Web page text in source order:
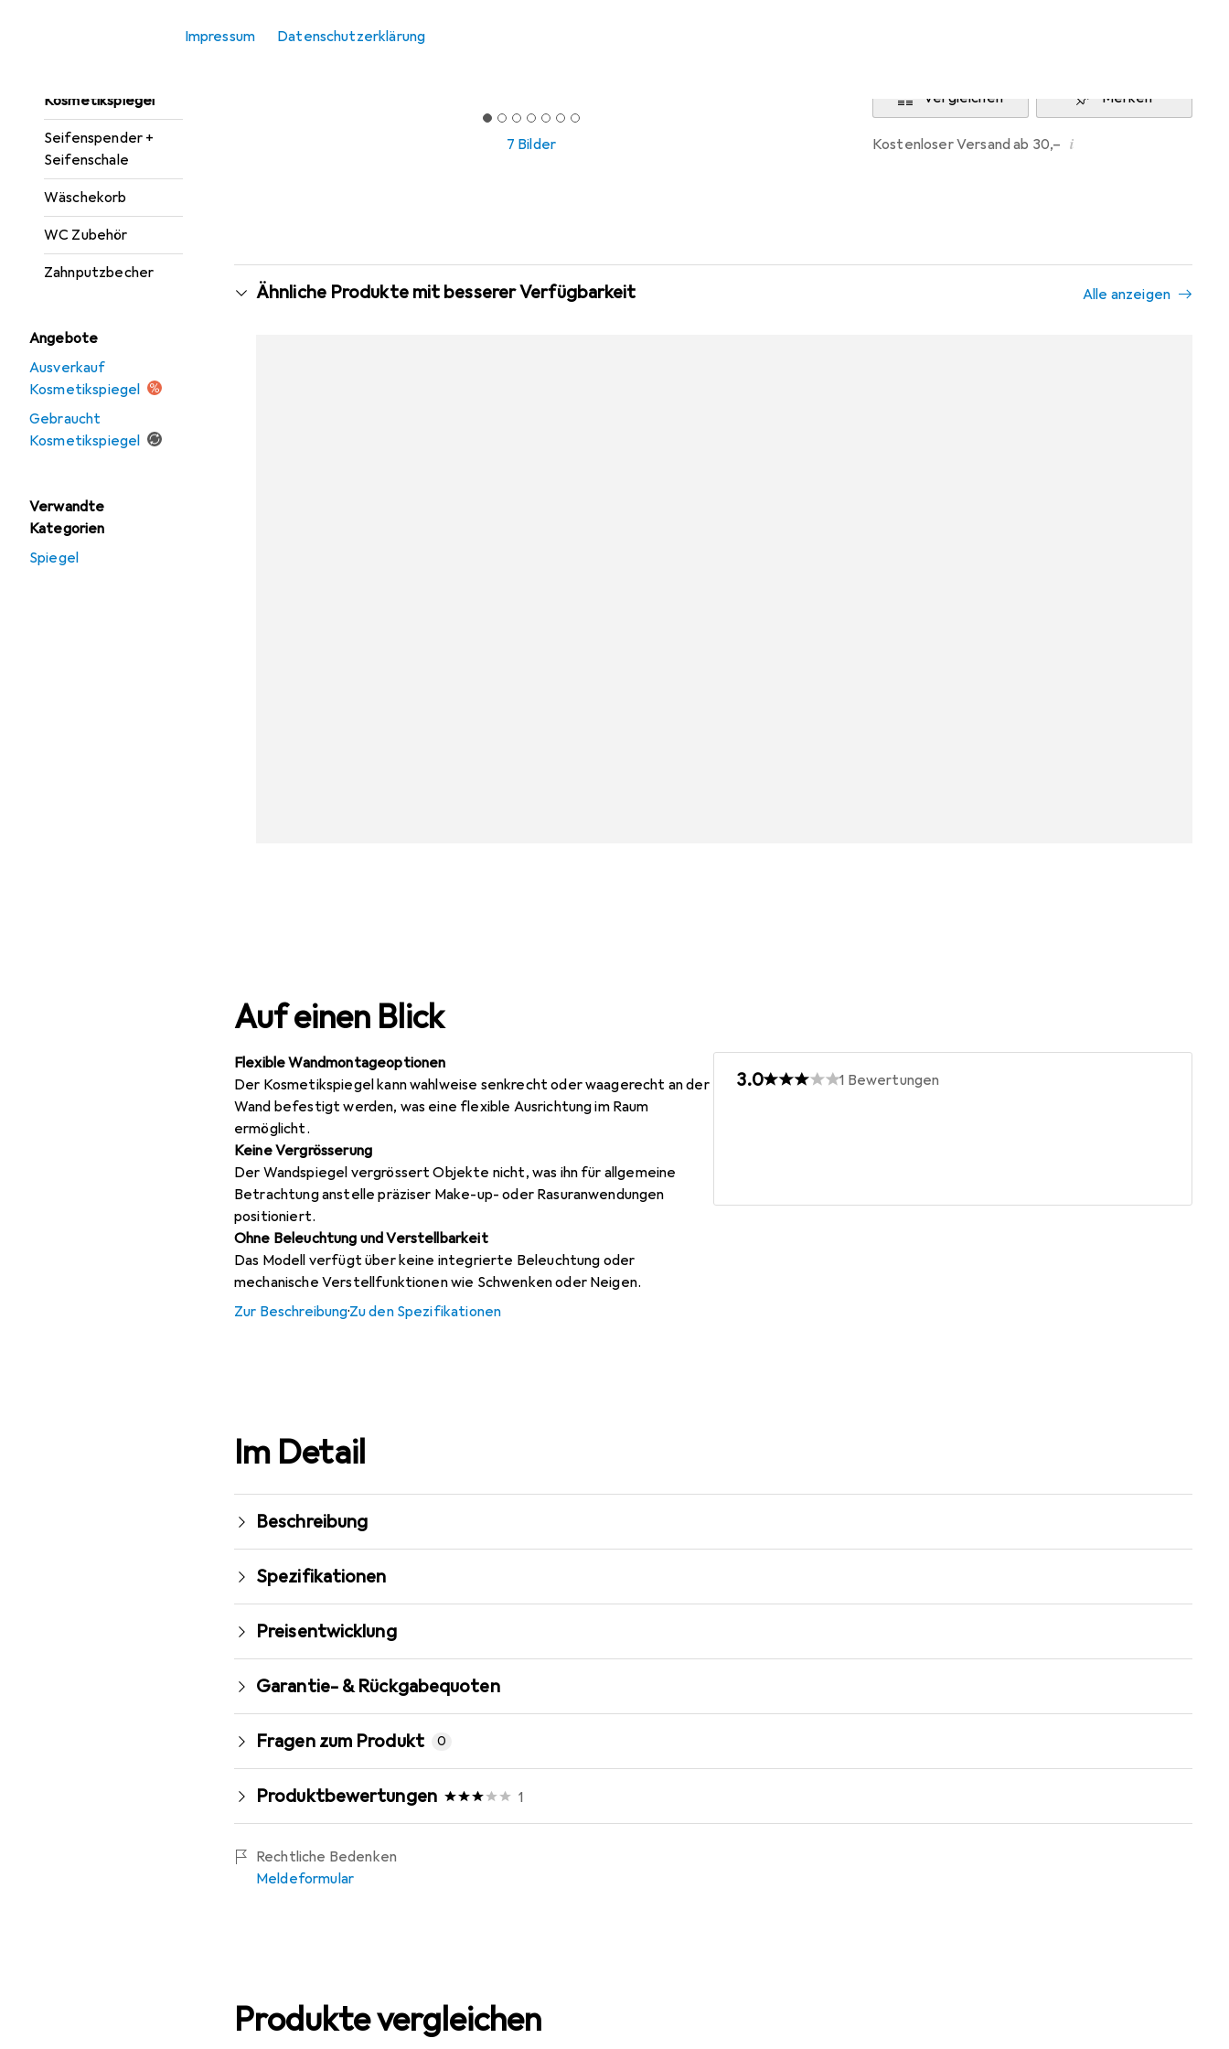
Impressum Datenschutzerklärung
Kosmetikspiegel
Seifenspender +
Seifenschale
Wäschekorb
WC Zubehör
Zahnputzbecher
Angebote
Ausverkauf
Kosmetikspiegel
Gebraucht
Kosmetikspiegel
Verwandte
Kategorien
Spiegel
7 Bilder
Vergleichen Merken
Kostenloser Versand ab 30,– i
Ähnliche Produkte mit besserer Verfügbarkeit Alle anzeigen
Auf einen Blick
Flexible Wandmontageoptionen
Der Kosmetikspiegel kann wahlweise senkrecht oder waagerecht an der
Wand befestigt werden, was eine flexible Ausrichtung im Raum
ermöglicht.
Keine Vergrösserung
Der Wandspiegel vergrössert Objekte nicht, was ihn für allgemeine
Betrachtung anstelle präziser Make-up- oder Rasuranwendungen
positioniert.
Ohne Beleuchtung und Verstellbarkeit
Das Modell verfügt über keine integrierte Beleuchtung oder
mechanische Verstellfunktionen wie Schwenken oder Neigen.
Zur Beschreibung·Zu den Spezifikationen
3.0 1 Bewertungen
Im Detail
Beschreibung
Spezifikationen
Preisentwicklung
Garantie- & Rückgabequoten
Fragen zum Produkt 0
Produktbewertungen 1
Rechtliche Bedenken
Meldeformular
Produkte vergleichen